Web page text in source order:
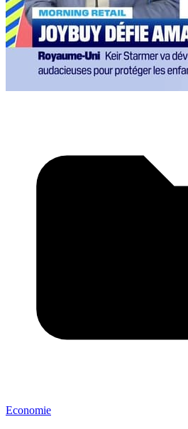
Economie